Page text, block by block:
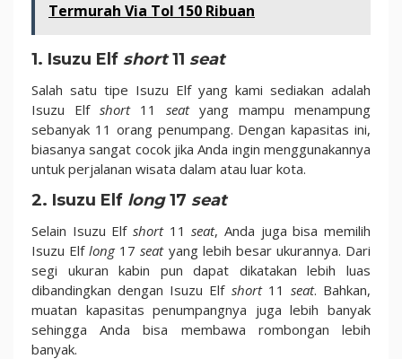
Termurah Via Tol 150 Ribuan
1. Isuzu Elf short11 seat
Salah satu tipe Isuzu Elf yang kami sediakan adalah
Isuzu Elf short 11 seatyang mampu menampung
sebanyak 11 orang penumpang. Dengan kapasitas ini,
biasanya sangat cocok jika Anda ingin menggunakannya
untuk perjalanan wisata dalam atau luar kota.
2. Isuzu Elf long17 seat
Selain Isuzu Elf short 11seat, Anda juga bisa memilih
Isuzu Elflong 17seat yang lebih besar ukurannya. Dari
segi ukuran kabin pun dapat dikatakan lebih luas
dibandingkan dengan Isuzu Elf short11 seat. Bahkan,
muatan kapasitas penumpangnya juga lebih banyak
sehingga Anda bisa membawa rombongan lebih
banyak.